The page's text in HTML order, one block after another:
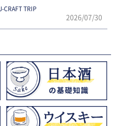
J-CRAFT TRIP
2026/07/30